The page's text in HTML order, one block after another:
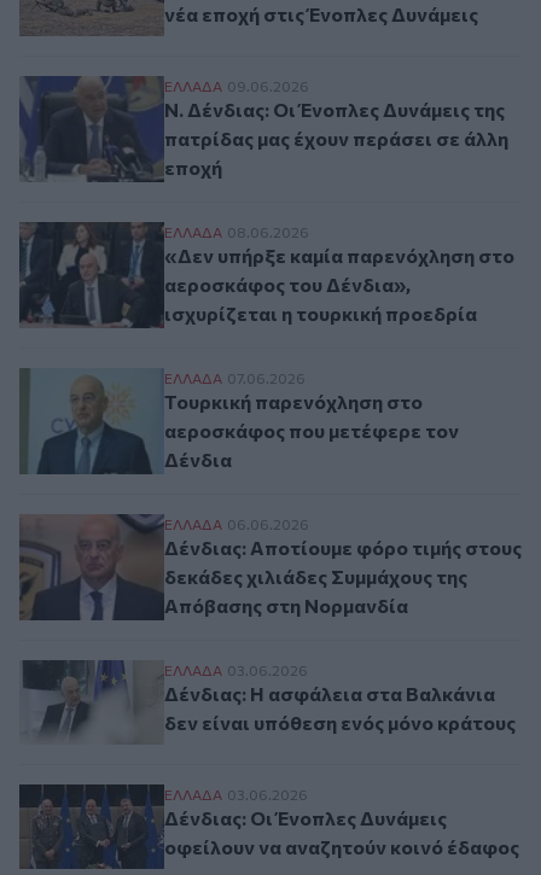
νέα εποχή στις Ένοπλες Δυνάμεις
Ν. Δένδιας: Οι Ένοπλες Δυνάμεις της
ΕΛΛAΔΑ 09.06.2026
Ν. Δένδιας: Οι Ένοπλες Δυνάμεις της
πατρίδας μας έχουν περάσει σε άλλη
εποχή
«Δεν υπήρξε καμία παρενόχληση στο
ΕΛΛAΔΑ 08.06.2026
«Δεν υπήρξε καμία παρενόχληση στο
αεροσκάφος του Δένδια»,
ισχυρίζεται η τουρκική προεδρία
Τουρκική παρενόχληση στο αεροσκάφος
ΕΛΛAΔΑ 07.06.2026
Τουρκική παρενόχληση στο
αεροσκάφος που μετέφερε τον
Δένδια
Δένδιας: Αποτίουμε φόρο τιμής στους
ΕΛΛAΔΑ 06.06.2026
Δένδιας: Αποτίουμε φόρο τιμής στους
δεκάδες χιλιάδες Συμμάχους της
Απόβασης στη Νορμανδία
Δένδιας: Η ασφάλεια στα Βαλκάνια δεν
ΕΛΛAΔΑ 03.06.2026
Δένδιας: Η ασφάλεια στα Βαλκάνια
δεν είναι υπόθεση ενός μόνο κράτους
Δένδιας: Οι Ένοπλες Δυνάμεις οφείλουν
ΕΛΛAΔΑ 03.06.2026
Δένδιας: Οι Ένοπλες Δυνάμεις
οφείλουν να αναζητούν κοινό έδαφος